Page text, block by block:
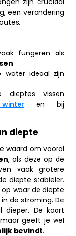
een verandering
fungeren als
water ideaal zijn
dieptes vissen
en bij
diepte
waard om vooral
, als deze op de
vaak grotere
diepte stabieler.
waar de diepte
de stroming. De
dieper. De kaart
geeft je wel
bevindt.